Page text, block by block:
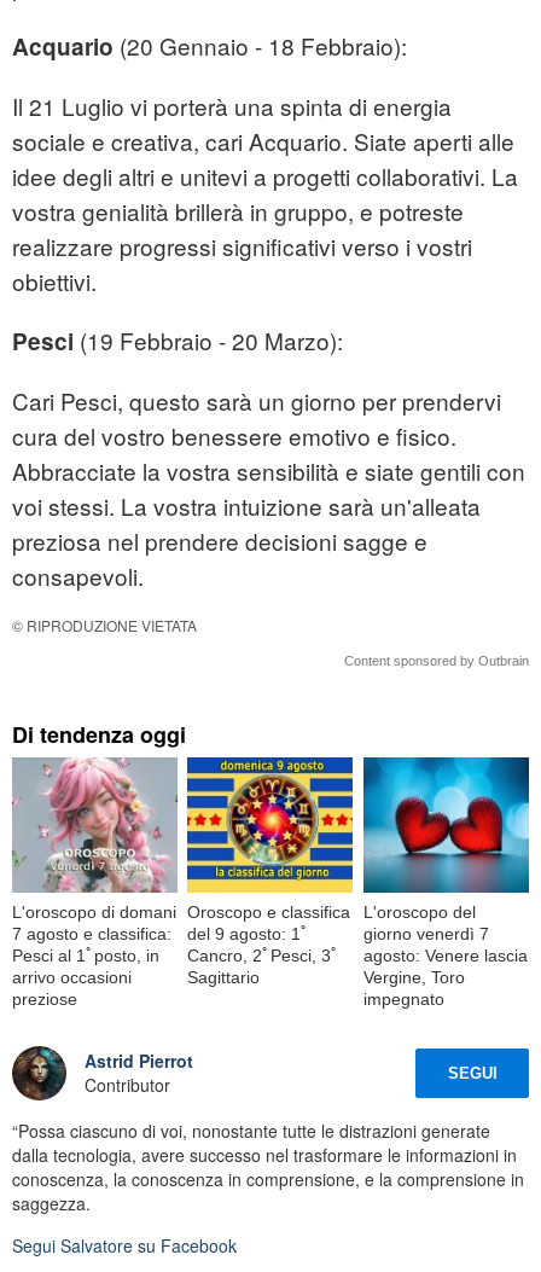
Acquario (20 Gennaio - 18 Febbraio):
Il 21 Luglio vi porterà una spinta di energia
sociale e creativa, cari Acquario. Siate aperti alle
idee degli altri e unitevi a progetti collaborativi. La
vostra genialità brillerà in gruppo, e potreste
realizzare progressi significativi verso i vostri
obiettivi.
Pesci (19 Febbraio - 20 Marzo):
Cari Pesci, questo sarà un giorno per prendervi
cura del vostro benessere emotivo e fisico.
Abbracciate la vostra sensibilità e siate gentili con
voi stessi. La vostra intuizione sarà un'alleata
preziosa nel prendere decisioni sagge e
consapevoli.
© RIPRODUZIONE VIETATA
Content sponsored by Outbrain
Di tendenza oggi
L'oroscopo di domani
7 agosto e classifica:
Pesci al 1ﾟposto, in
arrivo occasioni
preziose
Oroscopo e classifica
del 9 agosto: 1ﾟ
Cancro, 2ﾟPesci, 3ﾟ
Sagittario
L'oroscopo del
giorno venerdì 7
agosto: Venere lascia
Vergine, Toro
impegnato
Astrid Pierrot
Contributor
SEGUI
“Possa ciascuno di voi, nonostante tutte le distrazioni generate
dalla tecnologia, avere successo nel trasformare le informazioni in
conoscenza, la conoscenza in comprensione, e la comprensione in
saggezza.
Segui Salvatore su Facebook